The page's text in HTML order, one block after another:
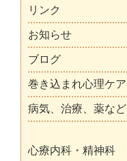
リンク
お知らせ
ブログ
巻き込まれ心理ケア
病気、治療、薬など
心療内科・精神科